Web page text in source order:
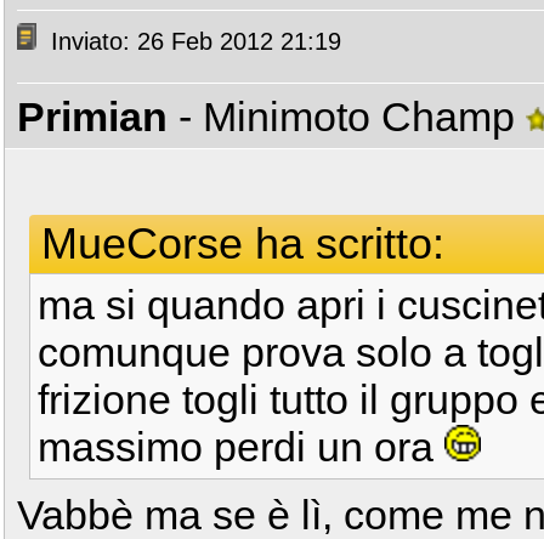
Inviato: 26 Feb 2012 21:19
Primian - Minimoto Champ
MueCorse ha scritto:
ma si quando apri i
comunque prova solo a
frizione togli tutto il gruppo
massimo perdi un ora
Vabbè ma se è lì, come me